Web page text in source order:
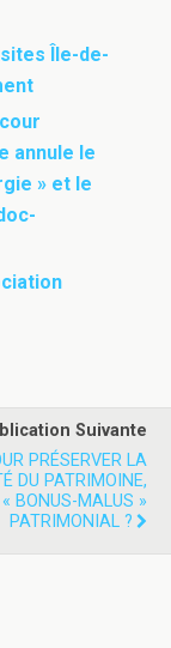
Île-de-
annule le
» et le
Suivante
PRÉSERVER LA
DU PATRIMOINE,
« BONUS-MALUS »
PATRIMONIAL ?